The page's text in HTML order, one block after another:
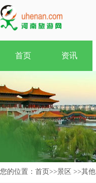
首页 资讯
您的位置： 首页>>景区 >>其他